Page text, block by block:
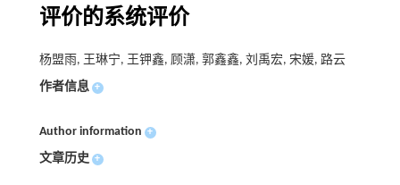
评价的系统评价
杨盟雨, 王琳宁, 王钾鑫, 顾潇, 郭鑫鑫, 刘禹宏, 宋媛, 路云
作者信息 +
Author information +
文章历史 +